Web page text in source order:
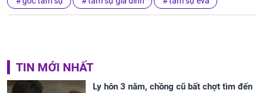
TIN MỚI NHẤT
Ly hôn 3 năm, chồng cũ bất chợt tìm đến